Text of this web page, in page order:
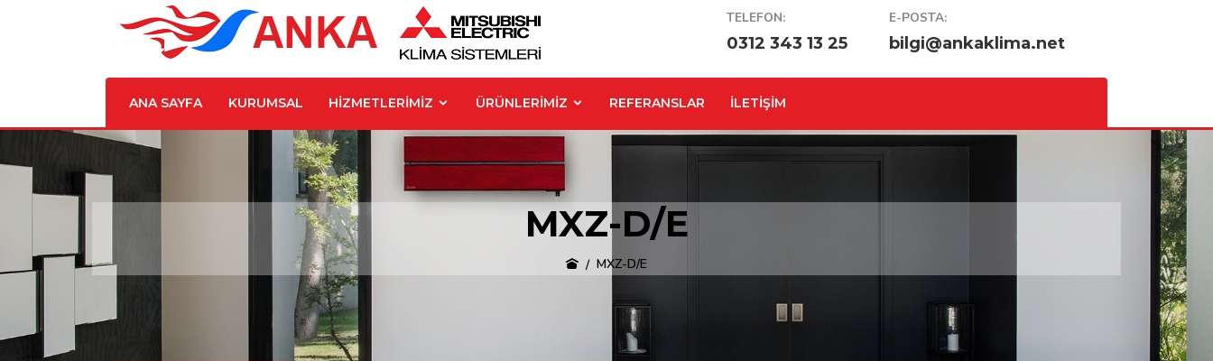
TELEFON:
0312 343 13 25
E-POSTA:
bilgi@ankaklima.net
ANA SAYFA KURUMSAL HİZMETLERİMİZ ÜRÜNLERİMİZ REFERANSLAR İLETİŞİM
MXZ-D/E
MXZ-D/E